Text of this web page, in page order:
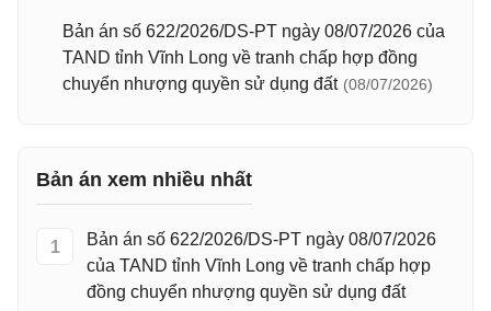
Bản án số 622/2026/DS-PT ngày 08/07/2026 của
TAND tỉnh Vĩnh Long về tranh chấp hợp đồng
chuyển nhượng quyền sử dụng đất (08/07/2026)
Bản án xem nhiều nhất
1
Bản án số 622/2026/DS-PT ngày 08/07/2026
của TAND tỉnh Vĩnh Long về tranh chấp hợp
đồng chuyển nhượng quyền sử dụng đất